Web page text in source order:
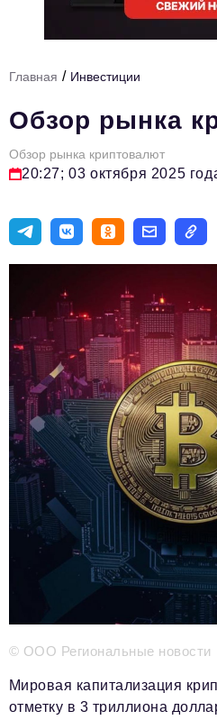
Технологии и тренды
HR
Персона номера
Стиль жизни
Импортозамещение
Эксперты
Авторские материалы
Видео
Телефон редакции:+7 495
Электронные почты редакции:
Информационный отдел
info@business-magazine.online
Отдел рекламы
reklama@business-
Отдел распространения/
partner@business-
Главная / Инвестиции
Обзор рынка
Обзор рынка криптовалют
20:27; 03 октября 2025
© ООО Региональные новости
Мировая капитализация
отметку в 3 триллиона